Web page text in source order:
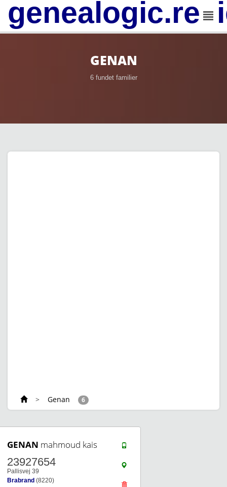
GENAN
6 fundet familier
> Genan 6
GENAN mahmoud kais
23927654
Pallisvej 39
Brabrand (8220)